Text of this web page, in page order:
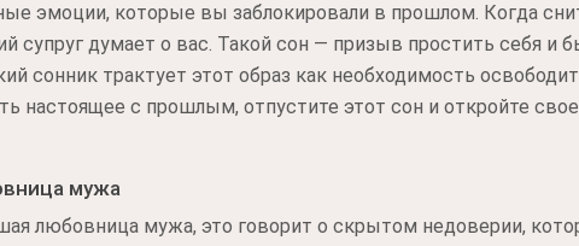
эмоции, которые вы заблокировали в прошлом. Когда
супруг думает о вас. Такой сон — призыв простить себя
сонник трактует этот образ как необходимость
настоящее с прошлым, отпустите этот сон и откройте
мужа
любовница мужа, это говорит о скрытом недоверии,